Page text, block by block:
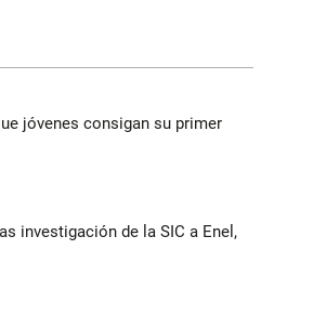
jóvenes consigan su primer
investigación de la SIC a Enel,